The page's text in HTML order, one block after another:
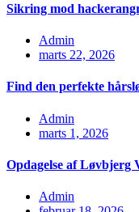
Sikring mod
Admin
marts 22, 2026
Find den perfekte
Admin
marts 1, 2026
Opdagelse af Løvbjerg
Admin